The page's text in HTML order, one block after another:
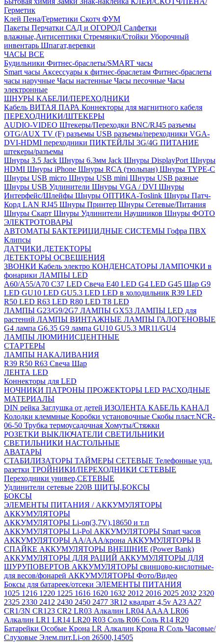
Герметик
Клей Пена/Герметики Скотч ФУМ
Пакеты Перчатки САД и ОГОРОД Салфетки
влажные,Антисептики Стремянки/Стойки Уборочный
инвентарь Шпагат,веревки
ЧАСЫ ВСЕ
Будильники Фитнес-браслеты/SMART часы
Smart часы Аксессуары к фитнес-браслетам Фитнес-браслеты
часы наручные Часы настенные Часы песочные Часы
электронные
ШНУРЫ КАБЕЛИ/ПЕРЕХОДНИКИ
Кабель ВИТАЯ ПАРА Коннекторы для магнитного кабеля
ПЕРЕХОДНИКИ/ШТЕКЕРЫ
AUDIO-VIDEO Штекеры/Переходки BNC/RJ45 разъемы
OTG/AUX TV (F) разъемы USB разъемы/переходники VGA-
DVI-HDMI переходники ПИКТЕЙЛЫ 3G/4G ПИТАНИЕ
штекеры/разъемы
Шнуры 3.5 Jack Шнуры 6.3мм Jack Шнуры DisplayPort Шнуры
HDMI Шнуры iPhone Шнуры RCA (тюльпан) Шнуры TYPE-C
Шнуры USB micro Шнуры USB mini Шнуры USB разные
Шнуры USB Удлинители Шнуры VGA / DVI Шнуры
Интерфейс/Шлейфы Шнуры ОПТИКА-Toslink Шнуры Патч-
Корд LAN RJ45 Шнуры Принтер Шнуры Сетевые/Питания
Шнуры Скарт Шнуры Удлинители Наушников Шнуры ФОТО
ЭЛЕКТРОТОВАРЫ
АВТОМАТЫ БАКТЕРИЦИДНЫЕ СИСТЕМЫ Гофра ПВХ
Клипсы
ДАТЧИКИ,ДЕТЕКТОРЫ
ДЕТЕКТОРЫ ОСВЕЩЕНИЯ
ЗВОНКИ Кабель электро КОНДЕНСАТОРЫ ЛАМПОЧКИ в
фонарики ЛАМПЫ LED
A60/A55/A70 C37 LED Свеча E40 LED G4 LED G45 Шар G9
LED GU10 LED GU5.3 LED LED в холодильник R39 LED
R50 LED R63 LED R80 LED T8 LED
ЛАМПЫ G23/G9/2G7 ЛАМПЫ GX53 ЛАМПЫ LED для
растений ЛАМПЫ ВИНТАЖНЫЕ ЛАМПЫ ГАЛОГЕНОВЫЕ
G4 лампа G6.35 G9 лампа GU10 GU5.3 MR11/GU4
ЛАМПЫ ЛЮМИНИСЦЕНТНЫЕ
СТАРТЕРЫ
ЛАМПЫ НАКАЛИВАНИЯ
R39 R50 R63 Свеча Шар
ЛЕНТА LED
Коннекторы для LED
НОЧНИКИ ПАТРОНЫ ПРОЖЕКТОРЫ LED РАСХОДНЫЕ
МАТЕРИАЛЫ
DIN рейка Заглушка от детей ИЗОЛЕНТА КАБЕЛЬ КАНАЛ
Колодки клеммные Коробки установочные Скобы пласт.NCR-
06-50 Трубка термоусадочная Хомуты/Стяжки
РОЗЕТКИ ВЫКЛЮЧАТЕЛИ СВЕТИЛЬНИКИ
СВЕТИЛЬНИКИ НАСТОЛЬНЫЕ
АВАТАРЫ
СТАБИЛИЗАТОРЫ ТАЙМЕРЫ СЕТЕВЫЕ Телефонные удл.
разетки ТРОЙНИКИ/ПЕРЕХОДНИКИ СЕТЕВЫЕ
Переходники универ,СЕТЕВЫЕ
Удлинители сетевые 220В ЩИТЫ,БОКСЫ
БОКСЫ
ЭЛЕМЕНТЫ ПИТАНИЯ / АККУМУЛЯТОРЫ
АККУМУЛЯТОРЫ
АККУМУЛЯТОРЫ Li-on(3,7V),18650 и т.п
АККУМУЛЯТОРЫ Li-Pol АККУМУЛЯТОРЫ Smart часов
АККУМУЛЯТОРЫ АА/ААА/крона АККУМУЛЯТОРЫ В
СПАЙКЕ АККУМУЛЯТОРЫ ВНЕШНИЕ (Power Bank)
АККУМУЛЯТОРЫ ДЛЯ РАЦИЙ АККУМУЛЯТОРЫ ДЛЯ
ШУРУПОВЕРТОВ АККУМУЛЯТОРЫ свинцово-кислотные-
для весов/фонарей АККУМУЛЯТОРЫ Фото/Видео
Боксы для батареек/отсеки ЭЛЕМЕНТЫ ПИТАНИЯ
1025 1216 1220 1225 1616 1620 1632 2012 2016 2025 2032 2320
2325 2330 2412 2430 2450 2477 3R12 квадрат 4,5v A23 A27
CR1/3N CR123 CR2 LR03 Алкалин LR04 AAAA LR06
Алкалин LR1 LR14 LR20 R03 Соль R06 Соль R14 R20
Батарейки Особые Крона LR Алкалин Крона R Соль Часовые/
Слуховые Элем.пит.Li-on 26500,14505